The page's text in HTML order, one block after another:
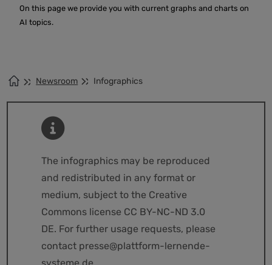
On this page we provide you with current graphs and charts on
AI topics.
Newsroom Infographics
The infographics may be reproduced
and redistributed in any format or
medium, subject to the Creative
Commons license CC BY-NC-ND 3.0
DE. For further usage requests, please
contact presse@plattform-lernende-